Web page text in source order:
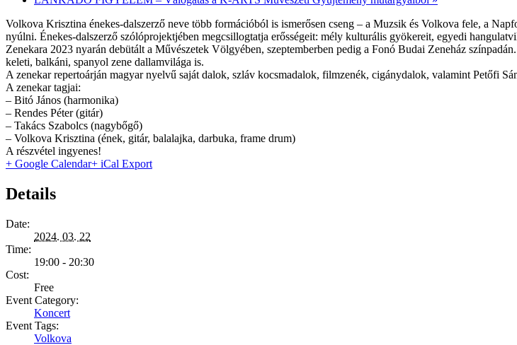
Volkova Krisztina énekes-dalszerző neve több formációból is ismerősen cseng – a Muzsik és Volkova fele, a
nyúlni. Énekes-dalszerző szólóprojektjében megcsillogtatja erősségeit: mély kulturális gyökereit, egyedi
Zenekara 2023 nyarán debütált a Művészetek Völgyében, szeptemberben pedig a Fonó Budai Zeneház
keleti, balkáni, spanyol zene dallamvilága is.
A zenekar repertoárján magyar nyelvű saját dalok, szláv kocsmadalok, filmzenék, cigánydalok, valamint Petőfi
A zenekar tagjai:
– Bitó János (harmonika)
– Rendes Péter (gitár)
– Takács Szabolcs (nagybőgő)
– Volkova Krisztina (ének, gitár, balalajka, darbuka, frame drum)
A részvétel ingyenes!
+ Google Calendar+ iCal Export
Details
Date:
2024. 03. 22
Time:
19:00 - 20:30
Cost:
Free
Event Category:
Koncert
Event Tags:
Volkova